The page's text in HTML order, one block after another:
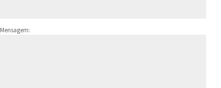
Mensagem: